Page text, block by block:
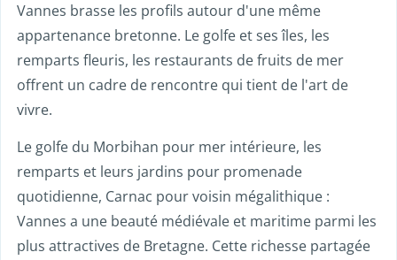
Vannes brasse les profils autour d'une même
appartenance bretonne. Le golfe et ses îles, les
remparts fleuris, les restaurants de fruits de mer
offrent un cadre de rencontre qui tient de l'art de
vivre.
Le golfe du Morbihan pour mer intérieure, les
remparts et leurs jardins pour promenade
quotidienne, Carnac pour voisin mégalithique :
Vannes a une beauté médiévale et maritime parmi les
plus attractives de Bretagne. Cette richesse partagée